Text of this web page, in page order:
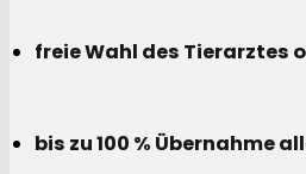
freie Wahl des Tierarztes
bis zu 100 % Übernahme